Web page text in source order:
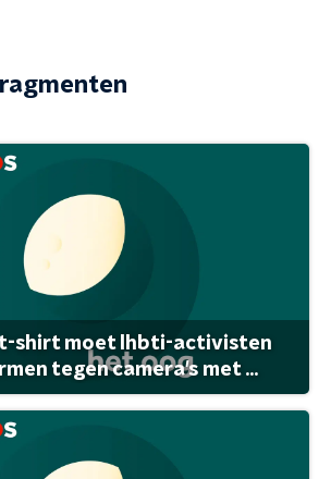
t-shirt moet lhbti-activisten
tegen camera's met ...